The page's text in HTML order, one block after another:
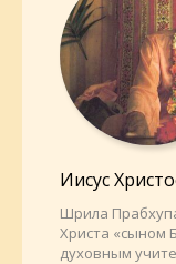
Иисус
Шрила
Христа «сыном
духовным